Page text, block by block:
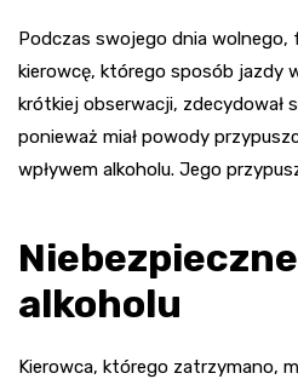
Podczas swojego dnia wolnego,
kierowcę, którego sposób jazdy
krótkiej obserwacji, zdecydował
ponieważ miał powody
wpływem alkoholu. Jego
alkoholu
Kierowca, którego zatrzymano,